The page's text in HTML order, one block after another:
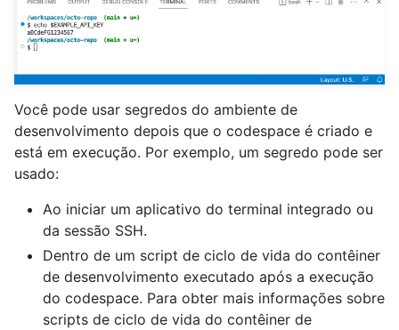
Você pode usar segredos do ambiente de
desenvolvimento depois que o codespace é criado e
está em execução. Por exemplo, um segredo pode ser
usado:
Ao iniciar um aplicativo do terminal integrado ou
da sessão SSH.
Dentro de um script de ciclo de vida do contêiner
de desenvolvimento executado após a execução
do codespace. Para obter mais informações sobre
scripts de ciclo de vida do contêiner de